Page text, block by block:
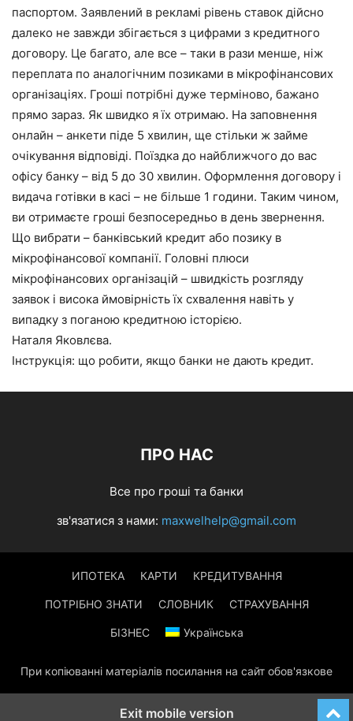
паспортом. Заявлений в рекламі рівень ставок дійсно
далеко не завжди збігається з цифрами з кредитного
договору. Це багато, але все – таки в рази менше, ніж
переплата по аналогічним позиками в мікрофінансових
організаціях. Гроші потрібні дуже терміново, бажано
прямо зараз. Як швидко я їх отримаю. На заповнення
онлайн – анкети піде 5 хвилин, ще стільки ж займе
очікування відповіді. Поїздка до найближчого до вас
офісу банку – від 5 до 30 хвилин. Оформлення договору і
видача готівки в касі – не більше 1 години. Таким чином,
ви отримаєте гроші безпосередньо в день звернення.
Що вибрати – банківський кредит або позику в
мікрофінансової компанії. Головні плюси
мікрофінансових організацій – швидкість розгляду
заявок і висока ймовірність їх схвалення навіть у
випадку з поганою кредитною історією.
Наталя Яковлєва.
Інструкція: що робити, якщо банки не дають кредит.
ПРО НАС
Все про гроші та банки
зв'язатися з нами: maxwelhelp@gmail.com
ИПОТЕКА КАРТИ КРЕДИТУВАННЯ
ПОТРІБНО ЗНАТИ СЛОВНИК СТРАХУВАННЯ
БІЗНЕС Українська
При копіюванні матеріалів посилання на сайт обов'язкове
Exit mobile version